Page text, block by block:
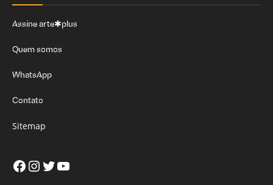
Assine arte✱plus
Quem somos
WhatsApp
Contato
Sitemap
Facebook
Instagram
Twitter
Youtube